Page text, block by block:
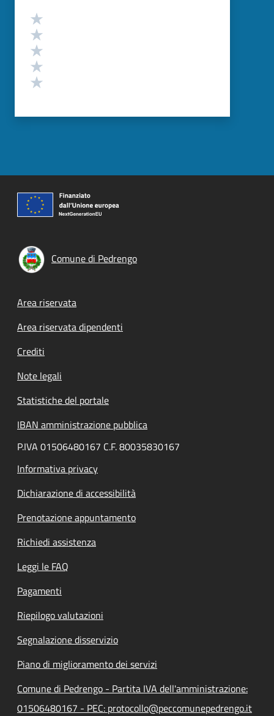
Valutazione
Comune di Pedrengo
Footer menu
Area riservata
Area riservata dipendenti
Crediti
Note legali
Statistiche del portale
IBAN amministrazione pubblica
P.IVA 01506480167 C.F. 80035830167
Informativa privacy
Dichiarazione di accessibilità
Prenotazione appuntamento
Richiedi assistenza
Leggi le FAQ
Pagamenti
Riepilogo valutazioni
Segnalazione disservizio
Piano di miglioramento dei servizi
Comune di Pedrengo - Partita IVA dell'amministrazione:
01506480167 - PEC: protocollo@peccomunepedrengo.it